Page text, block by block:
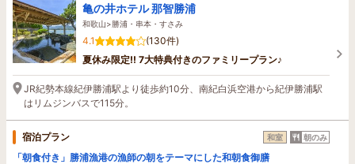
亀の井ホテル 那智勝浦
和歌山>勝浦・串本・すさみ
4.1
(130件)
夏休み限定!! 7大特典付きのファミリープラン♪
JR紀勢本線紀伊勝浦駅より徒歩約10分、南紀白浜空港から紀伊勝浦駅
はリムジンバスで115分。
宿泊プラン 和室 朝のみ
「朝食付き」勝浦漁港の漁師の朝をテーマにした和朝食御膳